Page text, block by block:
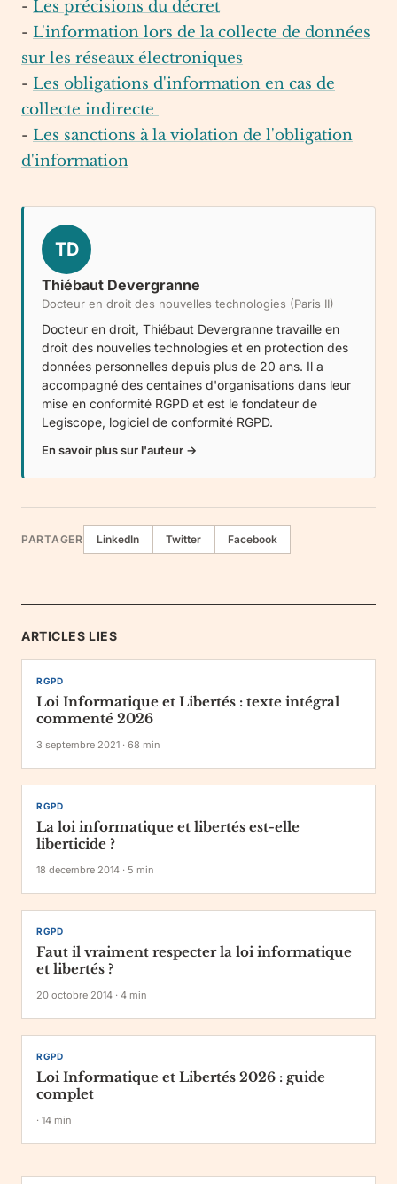
- Les précisions du décret
- L'information lors de la collecte de données
sur les réseaux électroniques
- Les obligations d'information en cas de
collecte indirecte
- Les sanctions à la violation de l'obligation
d'information
TD
Thiébaut Devergranne
Docteur en droit des nouvelles technologies (Paris II)
Docteur en droit, Thiébaut Devergranne travaille en
droit des nouvelles technologies et en protection des
données personnelles depuis plus de 20 ans. Il a
accompagné des centaines d'organisations dans leur
mise en conformité RGPD et est le fondateur de
Legiscope, logiciel de conformité RGPD.
En savoir plus sur l'auteur →
PARTAGER LinkedIn Twitter Facebook
ARTICLES LIES
RGPD
Loi Informatique et Libertés : texte intégral
commenté 2026
3 septembre 2021 · 68 min
RGPD
La loi informatique et libertés est-elle
liberticide ?
18 decembre 2014 · 5 min
RGPD
Faut il vraiment respecter la loi informatique
et libertés ?
20 octobre 2014 · 4 min
RGPD
Loi Informatique et Libertés 2026 : guide
complet
· 14 min